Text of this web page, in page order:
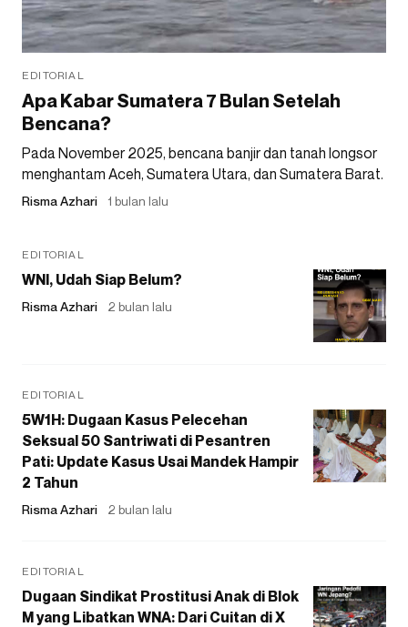
EDITORIAL
Apa Kabar Sumatera 7 Bulan Setelah
Bencana?
Pada November 2025, bencana banjir dan tanah longsor
menghantam Aceh, Sumatera Utara, dan Sumatera Barat.
Risma Azhari 1 bulan lalu
EDITORIAL
WNI, Udah Siap Belum?
Risma Azhari 2 bulan lalu
EDITORIAL
5W1H: Dugaan Kasus Pelecehan
Seksual 50 Santriwati di Pesantren
Pati: Update Kasus Usai Mandek Hampir
2 Tahun
Risma Azhari 2 bulan lalu
EDITORIAL
Dugaan Sindikat Prostitusi Anak di Blok
M yang Libatkan WNA: Dari Cuitan di X